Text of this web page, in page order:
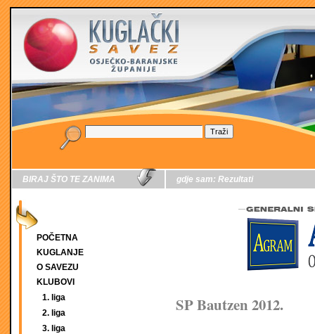
BIRAJ ŠTO TE ZANIMA
POČETNA
KUGLANJE
O SAVEZU
KLUBOVI
1. liga
2. liga
3. liga
gdje sam: Rezultati
SP Bautzen 2012.